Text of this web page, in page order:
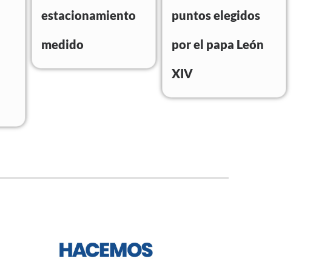
estacionamiento
medido
puntos elegidos
por el papa León
XIV